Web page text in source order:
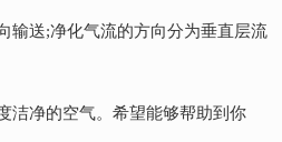
输送;净化气流的方向分为垂直层流
洁净的空气。希望能够帮助到你